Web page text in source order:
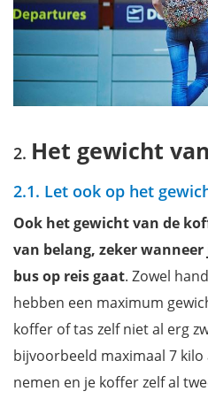
Het gewicht
2.1. Let ook op het
Ook het gewicht van de
van belang, zeker
bus op reis gaat. Zowel
hebben een maximum
koffer of tas zelf niet al erg
bijvoorbeeld maximaal 7 kilo
nemen en je koffer zelf al